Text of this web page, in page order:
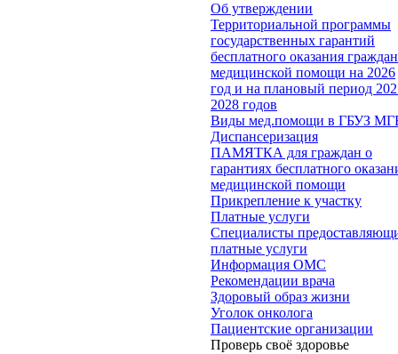
Об утверждении
Территориальной программы
государственных гарантий
бесплатного оказания
медицинской помощи на 2026
год и на плановый период
2028 годов
Виды мед.помощи в ГБУЗ
Диспансеризация
ПАМЯТКА для граждан о
гарантиях бесплатного
медицинской помощи
Прикрепление к участку
Платные услуги
Специалисты
платные услуги
Информация ОМС
Рекомендации врача
Здоровый образ жизни
Уголок онколога
Пациентские организации
Проверь своё здоровье